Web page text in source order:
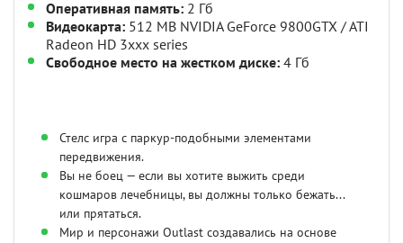
Оперативная память: 2 Гб
Видеокарта: 512 MB NVIDIA GeForce 9800GTX / ATI
Radeon HD 3xxx series
Свободное место на жестком диске: 4 Гб
Стелс игра с паркур-подобными элементами
передвижения.
Вы не боец — если вы хотите выжить среди
кошмаров лечебницы, вы должны только бежать...
или прятаться.
Мир и персонажи Outlast создавались на основе